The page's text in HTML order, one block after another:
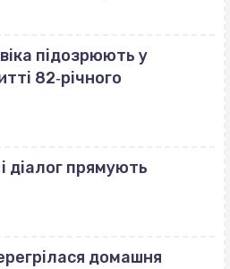
підозрюють у
82‐річного
діалог прямують
домашня